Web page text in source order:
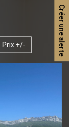
Créer une alerte
Prix +/-